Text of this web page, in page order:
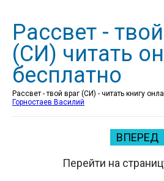
Рассвет -
(СИ) читать
бесплатно
Рассвет - твой враг (СИ) - читать книгу
Горностаев Василий
ВПЕРЕД
Перейти на